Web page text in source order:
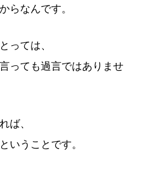
らなんです。
っては、
っても過言ではありませ
ば、
いうことです。